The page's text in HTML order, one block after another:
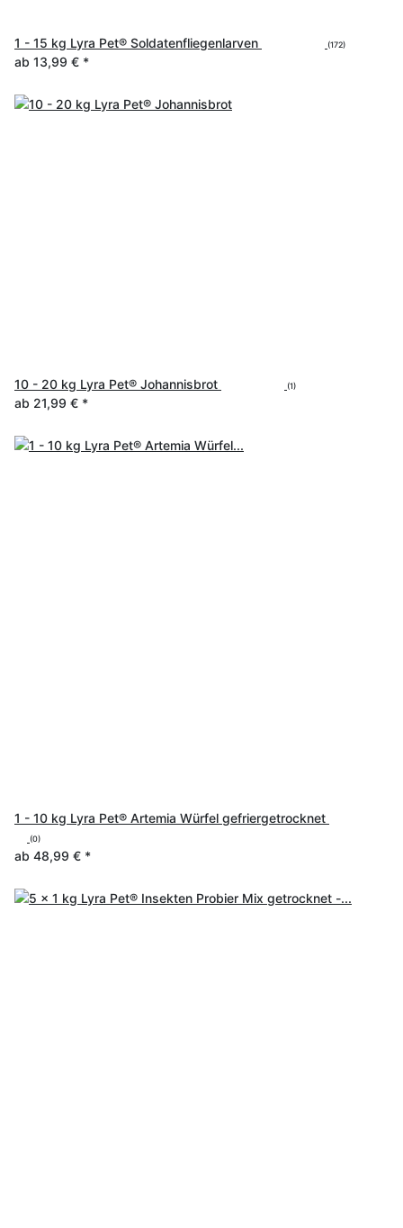
1 - 15 kg Lyra Pet® Soldatenfliegenlarven (172)
ab 13,99 € *
10 - 20 kg Lyra Pet® Johannisbrot (1)
ab 21,99 € *
1 - 10 kg Lyra Pet® Artemia Würfel gefriergetrocknet
(0)
ab 48,99 € *